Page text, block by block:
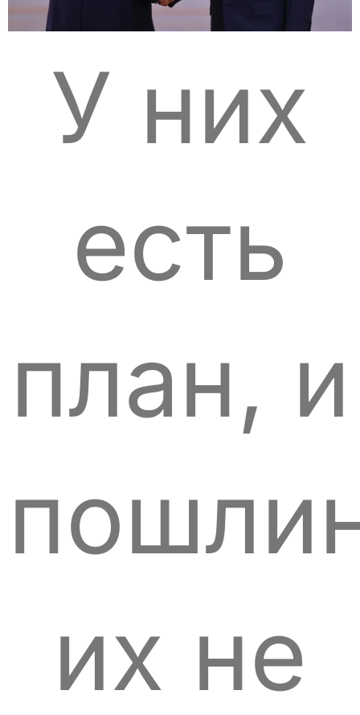
У них
есть
план, и
их не